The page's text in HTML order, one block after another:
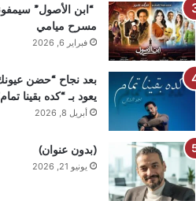
“ابن الأصول”
مسرح ميامي
فبراير 6, 2026
بعد نجاح “حضن
يعود بـ “كده بقينا
أبريل 8, 2026
(بدون عنوان)
يونيو 21, 2026